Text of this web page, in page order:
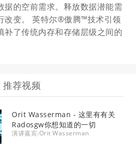
据的空前需求。释放数据潜能需
改变。 英特尔®傲腾™技术引领
补了传统内存和存储层级之间的
推荐视频
Orit Wasserman - 这里有有关
Radosgw你想知道的一切
演讲嘉宾:Orit Wasserman